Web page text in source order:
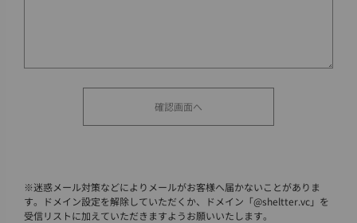
※迷惑メール対策などによりメールがお客様へ届かないことがありま
す。ドメイン設定を解除していただくか、ドメイン「@sheltter.vc」を
受信リストに加えていただきますようお願いいたします。